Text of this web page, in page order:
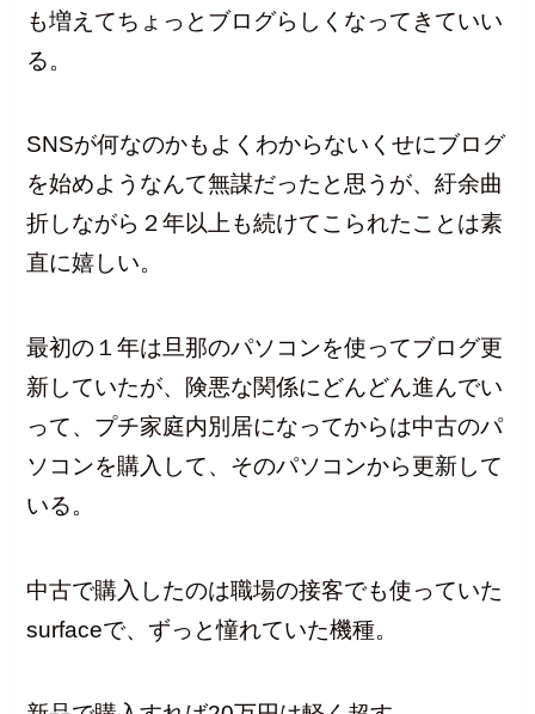
も増えてちょっとブログらしくなってきていい
る。
SNSが何なのかもよくわからないくせにブログ
を始めようなんて無謀だったと思うが、紆余曲
折しながら２年以上も続けてこられたことは素
直に嬉しい。
最初の１年は旦那のパソコンを使ってブログ更
新していたが、険悪な関係にどんどん進んでい
って、プチ家庭内別居になってからは中古のパ
ソコンを購入して、そのパソコンから更新して
いる。
中古で購入したのは職場の接客でも使っていた
surfaceで、ずっと憧れていた機種。